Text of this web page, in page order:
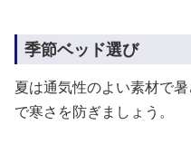
季節ベッド選び
夏は通気性のよい素材で
で寒さを防ぎましょう。